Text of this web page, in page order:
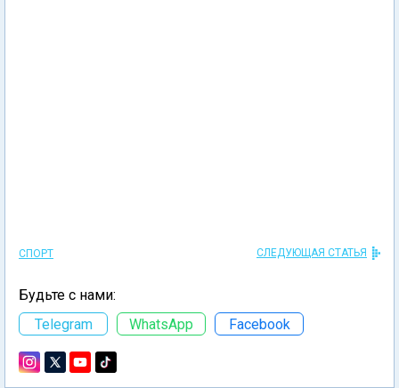
СПОРТ СЛЕДУЮЩАЯ СТАТЬЯ
Будьте с нами:
Telegram
WhatsApp Facebook